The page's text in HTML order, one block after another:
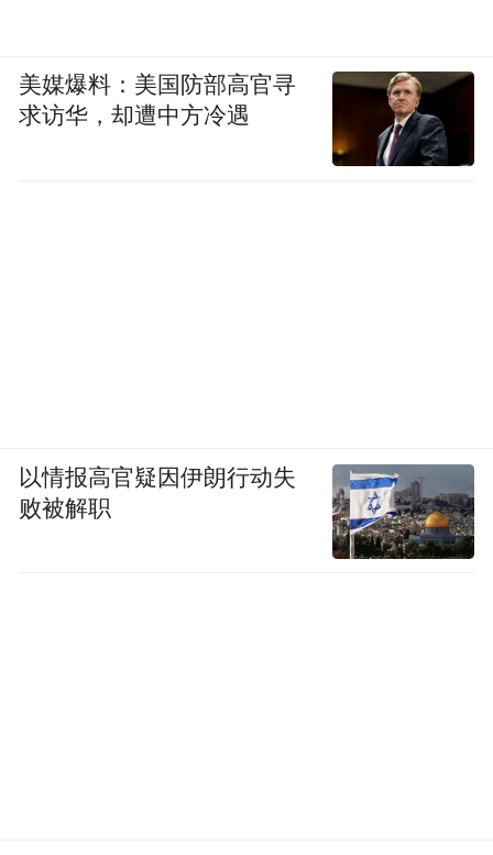
美媒爆料：美国防部高官寻
求访华，却遭中方冷遇
以情报高官疑因伊朗行动失
败被解职